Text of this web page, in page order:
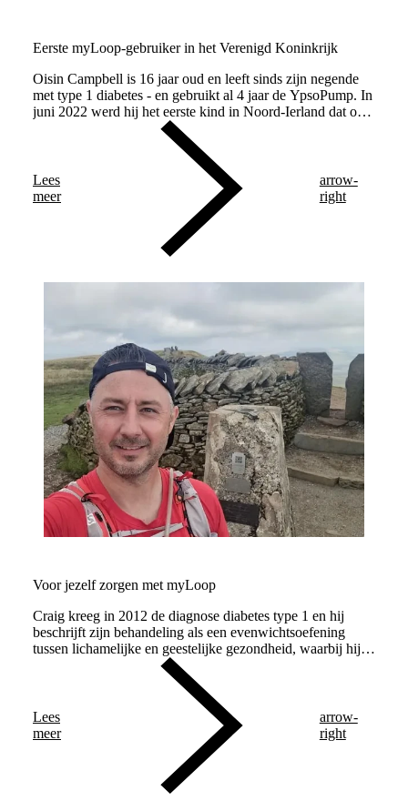
Eerste myLoop-gebruiker in het Verenigd Koninkrijk
Oisin Campbell is 16 jaar oud en leeft sinds zijn negende
met type 1 diabetes - en gebruikt al 4 jaar de YpsoPump. In
juni 2022 werd hij het eerste kind in Noord-Ierland dat ons
adaptieve automatische insulinetoedieningssysteem,
Lees
meer
arrow-
right
Voor jezelf zorgen met myLoop
Craig kreeg in 2012 de diagnose diabetes type 1 en hij
beschrijft zijn behandeling als een evenwichtsoefening
tussen lichamelijke en geestelijke gezondheid, waarbij hij
altijd zijn bloedsuikerspiegel in de gaten moet houden en
voortdurend zijn insulinetoediening moet aanpassen. Sinds
een paar maanden gebruikt hij myLoop en hij is dankbaar
dat het systeem een enorme hoeveelheid druk wegneemt
door al deze beslissingen voor hem te nemen.
Lees
meer
arrow-
right